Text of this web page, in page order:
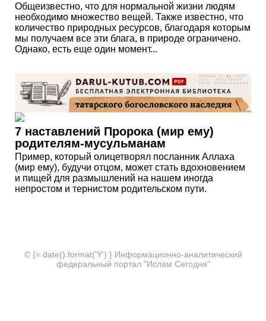
Общеизвестно, что для нормальной жизни людям
необходимо множество вещей. Также известно, что
количество природных ресурсов, благодаря которым
мы получаем все эти блага, в природе ограничено.
Однако, есть еще один момент...
7 наставлений Пророка (мир ему)
родителям-мусульманам
Пример, который олицетворял посланник Аллаха
(мир ему), будучи отцом, может стать вдохновением
и пищей для размышлений на нашем иногда
непростом и тернистом родительском пути.
© {= date().format('Y') } Информационно-аналитический
федеральный портал "Ислам Сегодня"